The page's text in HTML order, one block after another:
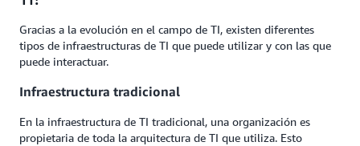
Gracias a la evolución en el campo de TI, existen diferentes
tipos de infraestructuras de TI que puede utilizar y con las que
puede interactuar.
Infraestructura tradicional
En la infraestructura de TI tradicional, una organización es
propietaria de toda la arquitectura de TI que utiliza. Esto